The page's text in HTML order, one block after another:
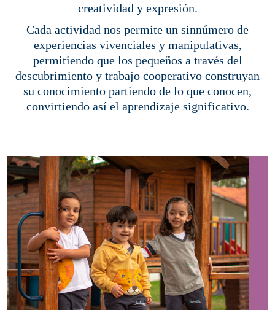
creatividad y expresión.
Cada actividad nos permite un sinnúmero de
experiencias vivenciales y manipulativas,
permitiendo que los pequeños a través del
descubrimiento y trabajo cooperativo construyan
su conocimiento partiendo de lo que conocen,
convirtiendo así el aprendizaje significativo.